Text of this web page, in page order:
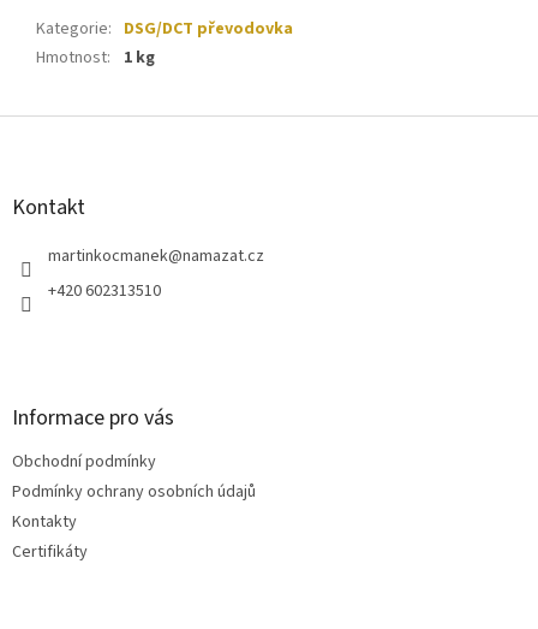
Kategorie: DSG/DCT převodovka
Hmotnost: 1 kg
Z
Kontakt
martinkocmanek@namazat.cz
+420 602313510
Informace pro vás
Obchodní podmínky
Podmínky ochrany osobních údajů
Kontakty
Certifikáty